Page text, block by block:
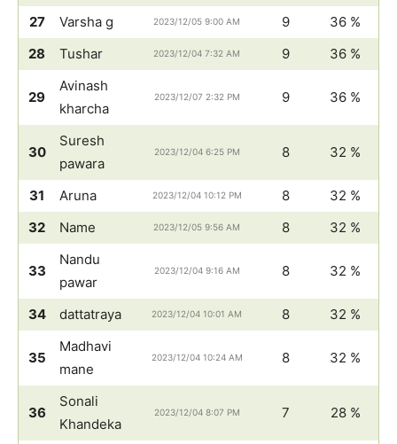
27
Varsha g 2023/12/05 9:00 AM 9
36 %
28
Tushar 2023/12/04 7:32 AM 9 36 %
29
Avinash
kharcha
2023/12/07 2:32 PM 9 36 %
30
Suresh
pawara
2023/12/04 6:25 PM 8 32 %
31 Aruna 2023/12/04 10:12 PM 8
32 %
32
Name 2023/12/05 9:56 AM 8 32 %
33
Nandu
pawar
2023/12/04 9:16 AM 8 32 %
34 dattatraya 2023/12/04 10:01 AM 8 32 %
35
Madhavi
mane
2023/12/04 10:24 AM 8 32 %
36
Sonali
Khandeka
2023/12/04 8:07 PM 7 28 %